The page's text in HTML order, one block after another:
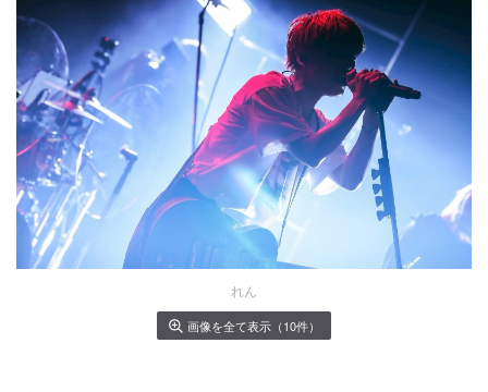
れん
画像を全て表示（10件）